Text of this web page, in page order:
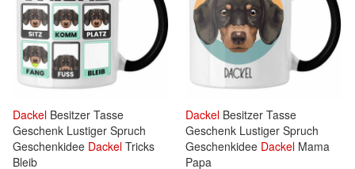
Dackel Besitzer Tasse
Geschenk Lustiger Spruch
Geschenkidee Dackel Tricks
Bleib
Dackel Besitzer Tasse
Geschenk Lustiger Spruch
Geschenkidee Dackel Mama
Papa